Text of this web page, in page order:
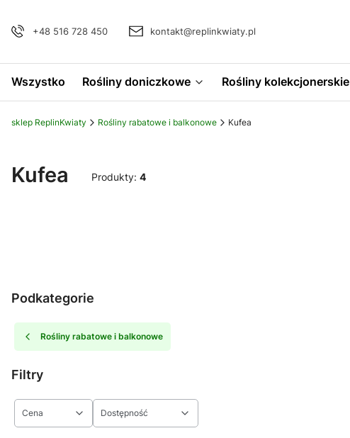
+48 516 728 450 kontakt@replinkwiaty.pl
Wszystko Rośliny doniczkowe Rośliny kolekcjonerskie
sklep ReplinKwiaty Rośliny rabatowe i balkonowe Kufea
Kufea Produkty: 4
Podkategorie
Rośliny rabatowe i balkonowe
Filtry
Cena Dostępność